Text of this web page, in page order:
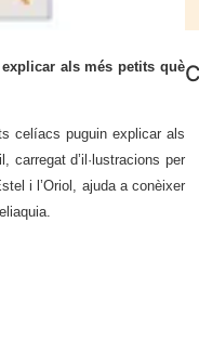
als més petits què
celíacs puguin explicar als
d’il·lustracions per
i l’Oriol, ajuda a conèixer